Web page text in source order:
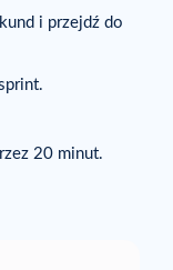
i przejdź do
20 minut.